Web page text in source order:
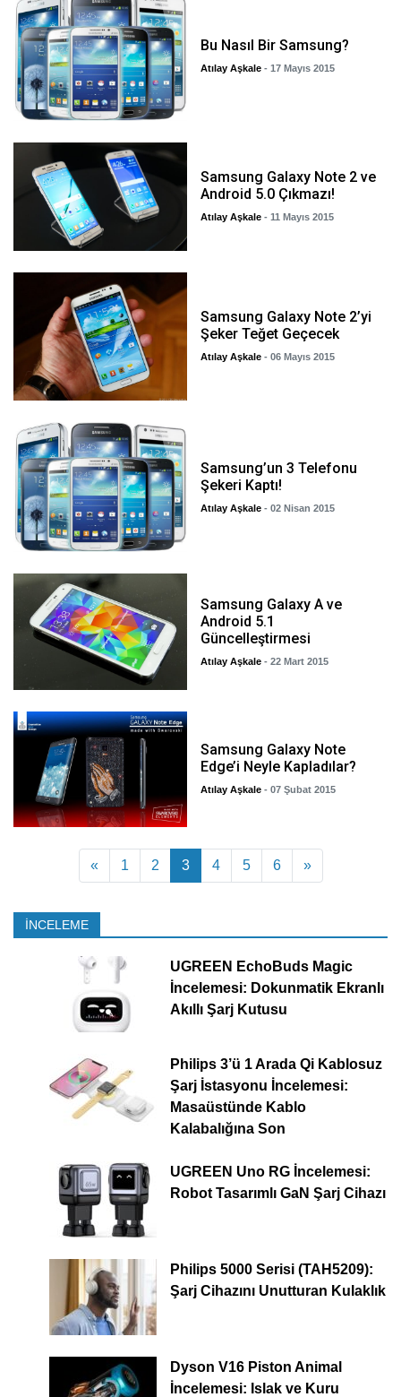
Bu Nasıl Bir Samsung?
Atılay Aşkale - 17 Mayıs 2015
Samsung Galaxy Note 2 ve
Android 5.0 Çıkmazı!
Atılay Aşkale - 11 Mayıs 2015
Samsung Galaxy Note 2’yi
Şeker Teğet Geçecek
Atılay Aşkale - 06 Mayıs 2015
Samsung’un 3 Telefonu
Şekeri Kaptı!
Atılay Aşkale - 02 Nisan 2015
Samsung Galaxy A ve
Android 5.1
Güncelleştirmesi
Atılay Aşkale - 22 Mart 2015
Samsung Galaxy Note
Edge’i Neyle Kapladılar?
Atılay Aşkale - 07 Şubat 2015
Yazı dolaşımı
« 1 2 3 4 5 6 »
İNCELEME
UGREEN EchoBuds Magic
İncelemesi: Dokunmatik Ekranlı
Akıllı Şarj Kutusu
Philips 3’ü 1 Arada Qi Kablosuz
Şarj İstasyonu İncelemesi:
Masaüstünde Kablo
Kalabalığına Son
UGREEN Uno RG İncelemesi:
Robot Tasarımlı GaN Şarj Cihazı
Philips 5000 Serisi (TAH5209):
Şarj Cihazını Unutturan Kulaklık
Dyson V16 Piston Animal
İncelemesi: Islak ve Kuru